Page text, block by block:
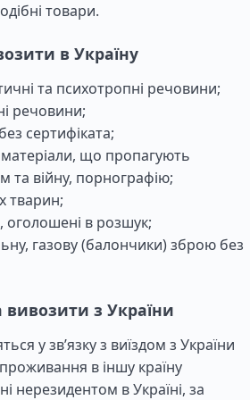
товари.
в Україну
та психотропні речовини;
речовини;
сертифіката;
що пропагують
та війну, порнографію;
тварин;
оголошені в розшук;
газову (балончики) зброю без
з України
у зв’язку з виїздом з України
в іншу країну
нерезидентом в Україні, за